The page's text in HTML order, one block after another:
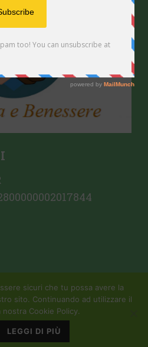
© 2015 Mondattivo |
Consulting SRL
sicuri che tu possa avere la
sito. Continuando ad utilizzare il
Cookie Policy.
LEGGI DI PIÙ